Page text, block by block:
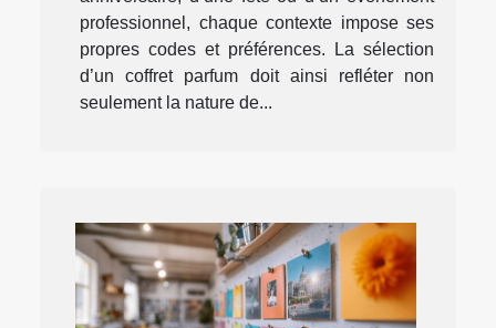
professionnel, chaque contexte impose ses
propres codes et préférences. La sélection
d’un coffret parfum doit ainsi refléter non
seulement la nature de...